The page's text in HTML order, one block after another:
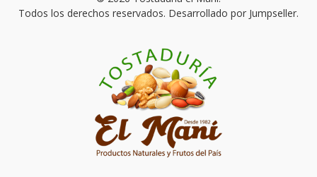
Todos los derechos reservados. Desarrollado por Jumpseller.